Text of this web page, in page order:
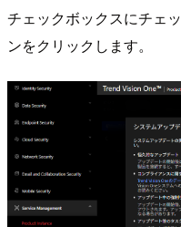
チェックボックスにチェ
ンをクリックします。